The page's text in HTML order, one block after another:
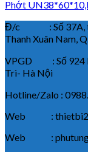
Phớt
Đ/c : Số 37A, tổ
Thanh Xuân Nam,
VPGD : Số 924 B
Trì- Hà Nội
Hotline/Zalo :
Web :
Web :